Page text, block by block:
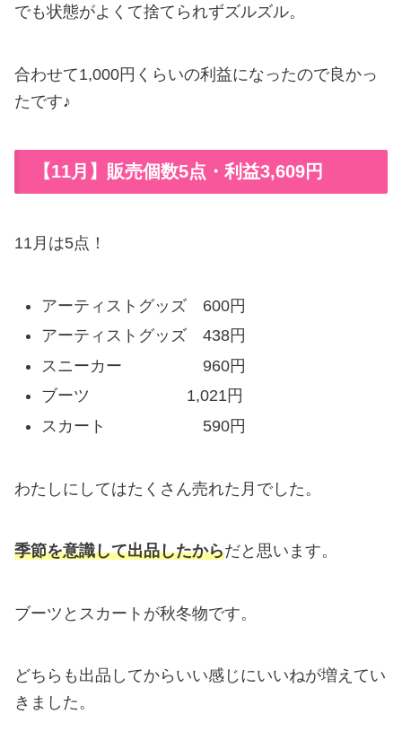
でも状態がよくて捨てられずズルズル。
合わせて1,000円くらいの利益になったので良かっ
たです♪
【11月】販売個数5点・利益3,609円
11月は5点！
アーティストグッズ 600円
アーティストグッズ 438円
スニーカー 960円
ブーツ 1,021円
スカート 590円
わたしにしてはたくさん売れた月でした。
季節を意識して出品したからだと思います。
ブーツとスカートが秋冬物です。
どちらも出品してからいい感じにいいねが増えてい
きました。